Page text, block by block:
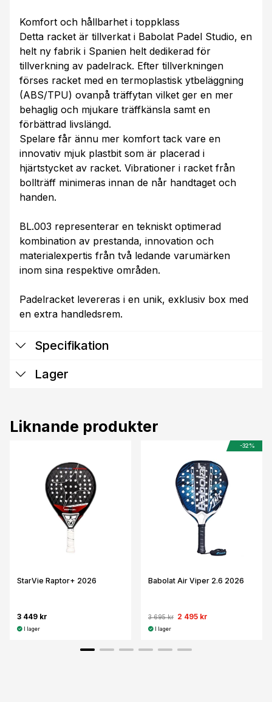
Komfort och hållbarhet i toppklass
Detta racket är tillverkat i Babolat Padel Studio, en
helt ny fabrik i Spanien helt dedikerad för
tillverkning av padelrack. Efter tillverkningen
förses racket med en termoplastisk ytbeläggning
(ABS/TPU) ovanpå träffytan vilket ger en mer
behaglig och mjukare träffkänsla samt en
förbättrad livslängd.
Spelare får ännu mer komfort tack vare en
innovativ mjuk plastbit som är placerad i
hjärtstycket av racket. Vibrationer i racket från
bollträff minimeras innan de når handtaget och
handen.
BL.003 representerar en tekniskt optimerad
kombination av prestanda, innovation och
materialexpertis från två ledande varumärken
inom sina respektive områden.
Padelracket levereras i en unik, exklusiv box med
en extra handledsrem.
Specifikation
Lager
Liknande produkter
StarVie Raptor+ 2026
3 449 kr
I lager
-32%
Babolat Air Viper 2.6 2026
3 695 kr 2 495 kr
I lager